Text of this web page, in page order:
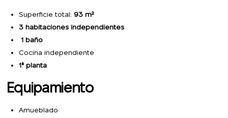
Superficie total: 93 m²
3 habitaciones independientes
1 baño
Cocina independiente
1ª planta
Equipamiento
Amueblado